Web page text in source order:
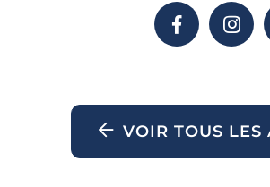
VOIR TOUS LES